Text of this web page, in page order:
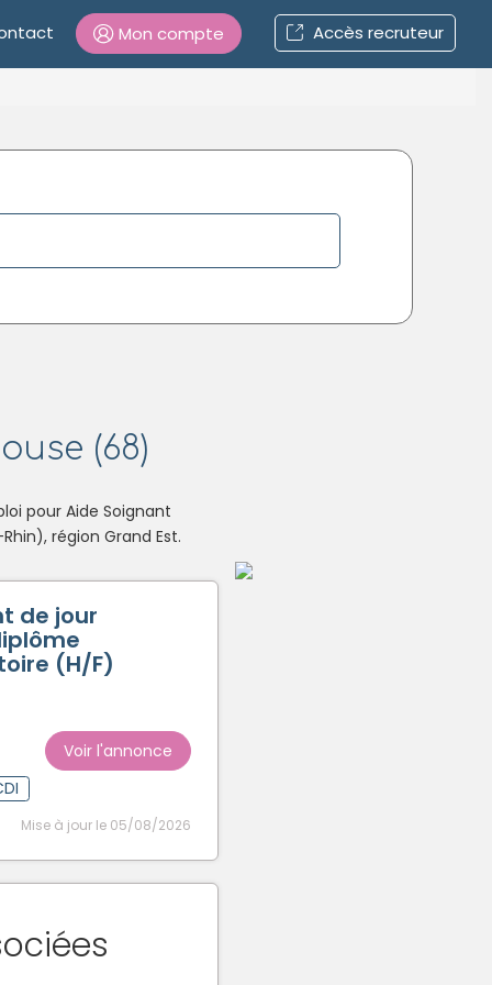
Mon compte Accès recruteur
Mot de passe oublié ?
(68)
pour Aide Soignant
région Grand Est.
de jour
(H/F)
Voir l'annonce
Mise à jour le 05/08/2026